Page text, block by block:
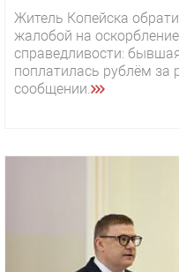
Житель Копейска
жалобой на
справедливости:
поплатилась рублём за
сообщении.